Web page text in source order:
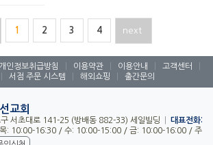
1 2 3 4 next
개인정보취급방침 이용약관 이용안내 고객센터
서점 주문 시스템 해외쇼핑 출간문의
교회
서초대로 141-25 (방배동 882-33) 세일빌딩
대표전화:
: 10:00-16:30 / 수: 10:00-15:00 / 금: 10:00-16:00 / 주